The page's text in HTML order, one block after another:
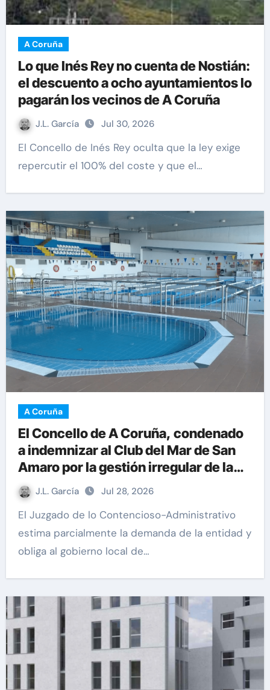
A Coruña
Lo que Inés Rey no cuenta de Nostián:
el descuento a ocho ayuntamientos lo
pagarán los vecinos de A Coruña
J.L. García Jul 30, 2026
El Concello de Inés Rey oculta que la ley exige
repercutir el 100% del coste y que el…
A Coruña
El Concello de A Coruña, condenado
a indemnizar al Club del Mar de San
Amaro por la gestión irregular de la
piscina municipal
J.L. García Jul 28, 2026
El Juzgado de lo Contencioso-Administrativo
estima parcialmente la demanda de la entidad y
obliga al gobierno local de…